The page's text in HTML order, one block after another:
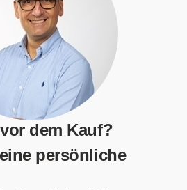
dem Kauf?
persönliche